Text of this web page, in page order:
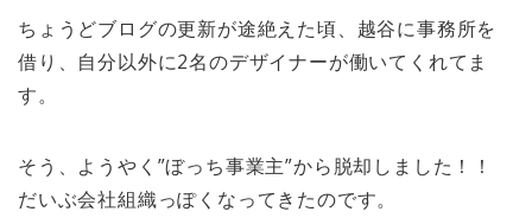
ちょうどブログの更新が途絶えた頃、越谷に事務所を
借り、自分以外に2名のデザイナーが働いてくれてま
す。
そう、ようやく”ぼっち事業主”から脱却しました！！
だいぶ会社組織っぽくなってきたのです。